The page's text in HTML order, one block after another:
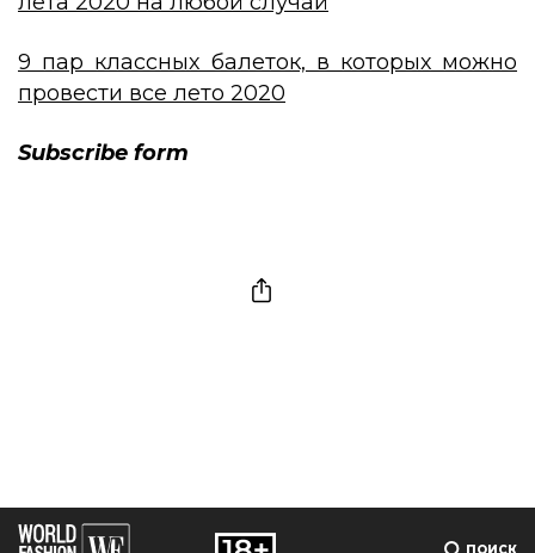
9 пар классных балеток, в которых можно
провести все лето 2020
Subscribe form
ПОИСК